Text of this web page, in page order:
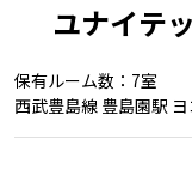
ユナイテ
保有ルーム数：7室
西武豊島線 豊島園駅 ヨ